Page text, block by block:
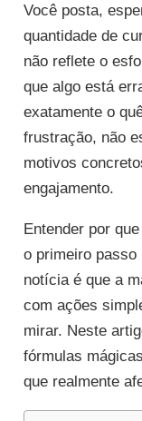
Você posta,
quantidade de
não reflete o
que algo está
exatamente o
frustração, não
motivos
engajamento.
Entender por
o primeiro passo
notícia é que a
com ações
mirar. Neste
fórmulas
que realmente